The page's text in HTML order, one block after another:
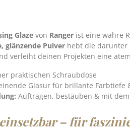
Glaze von Ranger ist eine wahre
glänzende Pulver hebt die darunter
verleiht deinen Projekten eine
praktischen Schraubdose
Glasur für brillante Farbtiefe
Auftragen, bestäuben & mit
– für